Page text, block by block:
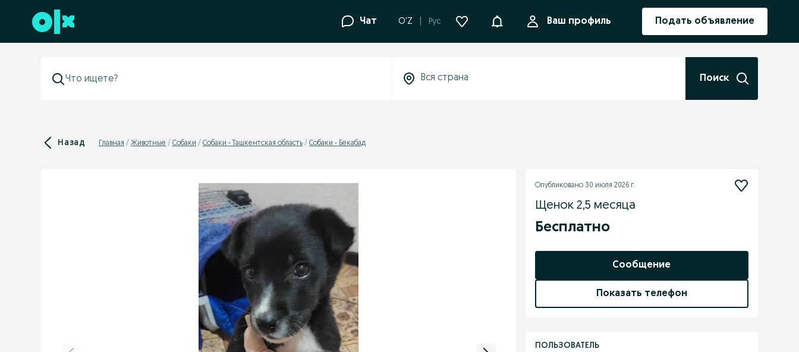
Перейти к нижнему колонтитулу Чат O'Z Рус УведомленияВаш профиль Подать объявление
Поиск
Назад Главная Животные Собаки Собаки - Ташкентская область Собаки - Бекабад
Опубликовано 30 июля 2026 г.
Щенок 2,5 месяца
Бесплатно
Сообщение
Показать телефон
ПОЛЬЗОВАТЕЛЬ